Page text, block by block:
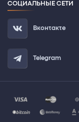
СОЦИАЛЬНЫЕ СЕТИ
Вконтакте
Telegram